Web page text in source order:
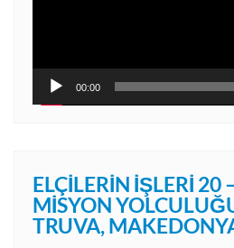
00:00
ELÇILERIN İŞLERI 20
MISYON
TRUVA,